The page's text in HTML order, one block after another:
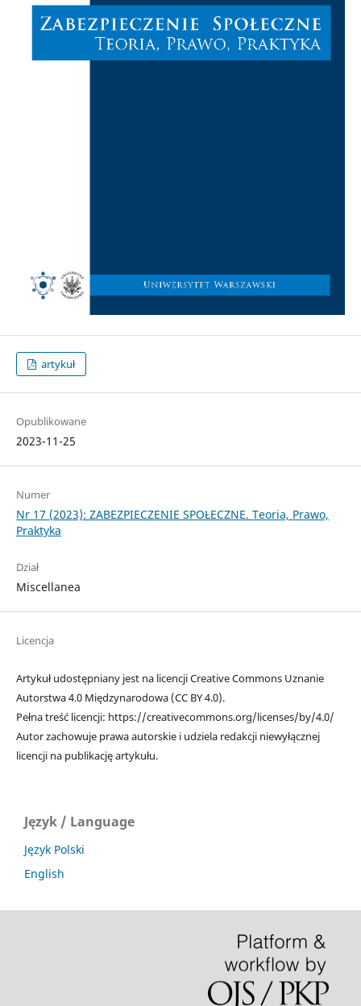
artykuł
Opublikowane
2023-11-25
Numer
Nr 17 (2023): ZABEZPIECZENIE SPOŁECZNE. Teoria, Prawo,
Praktyka
Dział
Miscellanea
Licencja
Artykuł udostępniany jest na licencji Creative Commons Uznanie
Autorstwa 4.0 Międzynarodowa (CC BY 4.0).
Pełna treść licencji: https://creativecommons.org/licenses/by/4.0/
Autor zachowuje prawa autorskie i udziela redakcji niewyłącznej
licencji na publikację artykułu.
Język / Language
Język Polski
English